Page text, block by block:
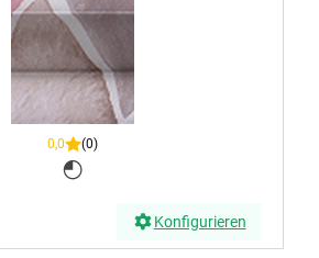
0,0 (0)
Konfigurieren